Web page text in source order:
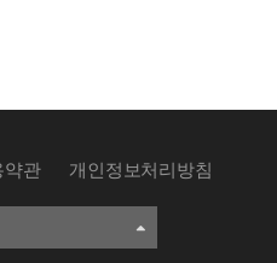
약관 개인정보처리방침